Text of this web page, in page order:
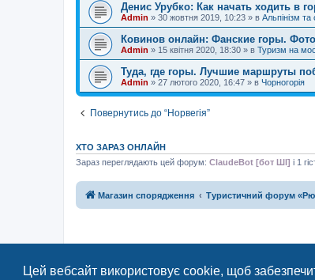
Цей вебсайт використовує cookie, щоб
Денис Урубко: Как начать ходить в
Admin » 30 жовтня 2019, 10:23 » в Альпінізм та
Ковинов онлайн: Фанские горы.
Admin » 15 квітня 2020, 18:30 » в Туризм на
Туда, где горы. Лучшие маршруты
Admin » 27 лютого 2020, 16:47 » в Чорногорія
Повернутись до “Норвегія”
ХТО ЗАРАЗ ОНЛАЙН
Зараз переглядають цей форум: ClaudeBot [бот ШІ] і 1
Магазин спорядження Туристичний форум